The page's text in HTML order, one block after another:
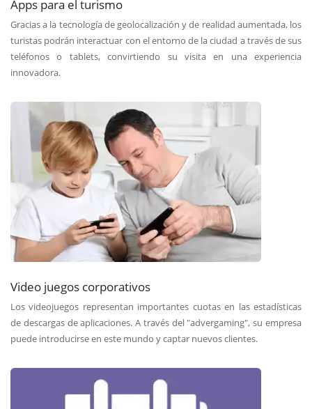
Apps para el turismo
Gracias a la tecnología de geolocalización y de realidad aumentada, los
turistas podrán interactuar con el entorno de la ciudad a través de sus
teléfonos o tablets, convirtiendo su visita en una experiencia
innovadora.
Video juegos corporativos
Los videojuegos representan importantes cuotas en las estadísticas
de descargas de aplicaciones. A través del "advergaming", su empresa
puede introducirse en este mundo y captar nuevos clientes.